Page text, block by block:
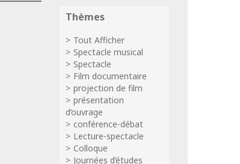
Thèmes
Tout Afficher
Spectacle musical
Spectacle
Film documentaire
projection de film
présentation
d’ouvrage
conférence-débat
Lecture-spectacle
Colloque
Journées d’études